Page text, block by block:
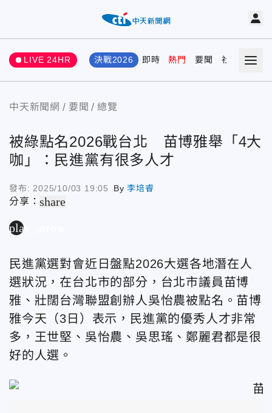
LIVE 24HR 決戰2026 即時 熱門 要聞 社會 娛樂
中天新聞網 要聞 總覽
被綠點名2026戰台北 苗博雅舉「4大
咖」：民進黨有很多人才
發布: 2025/10/03 19:05 By李培睿
分享：share
play_arrow
民進黨選對會近日盤點2026大選各地潛在人
選狀況，在台北市的部分，台北市議員苗博
雅、壯闊台灣聯盟創辦人吳怡農被點名。苗博
雅今天（3日）表示，民進黨的優秀人才非常
多，王世堅、吳怡農、吳思瑤、鄭麗君都是很
好的人選。